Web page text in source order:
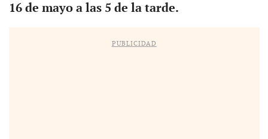
16 de mayo a las 5 de la tarde.
PUBLICIDAD